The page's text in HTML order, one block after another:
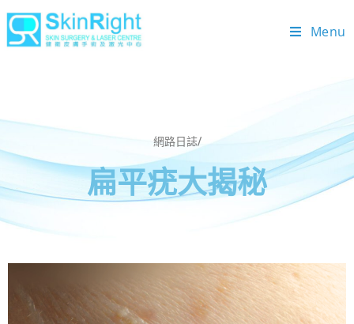
Menu
網路日誌/
扁平疣大揭秘